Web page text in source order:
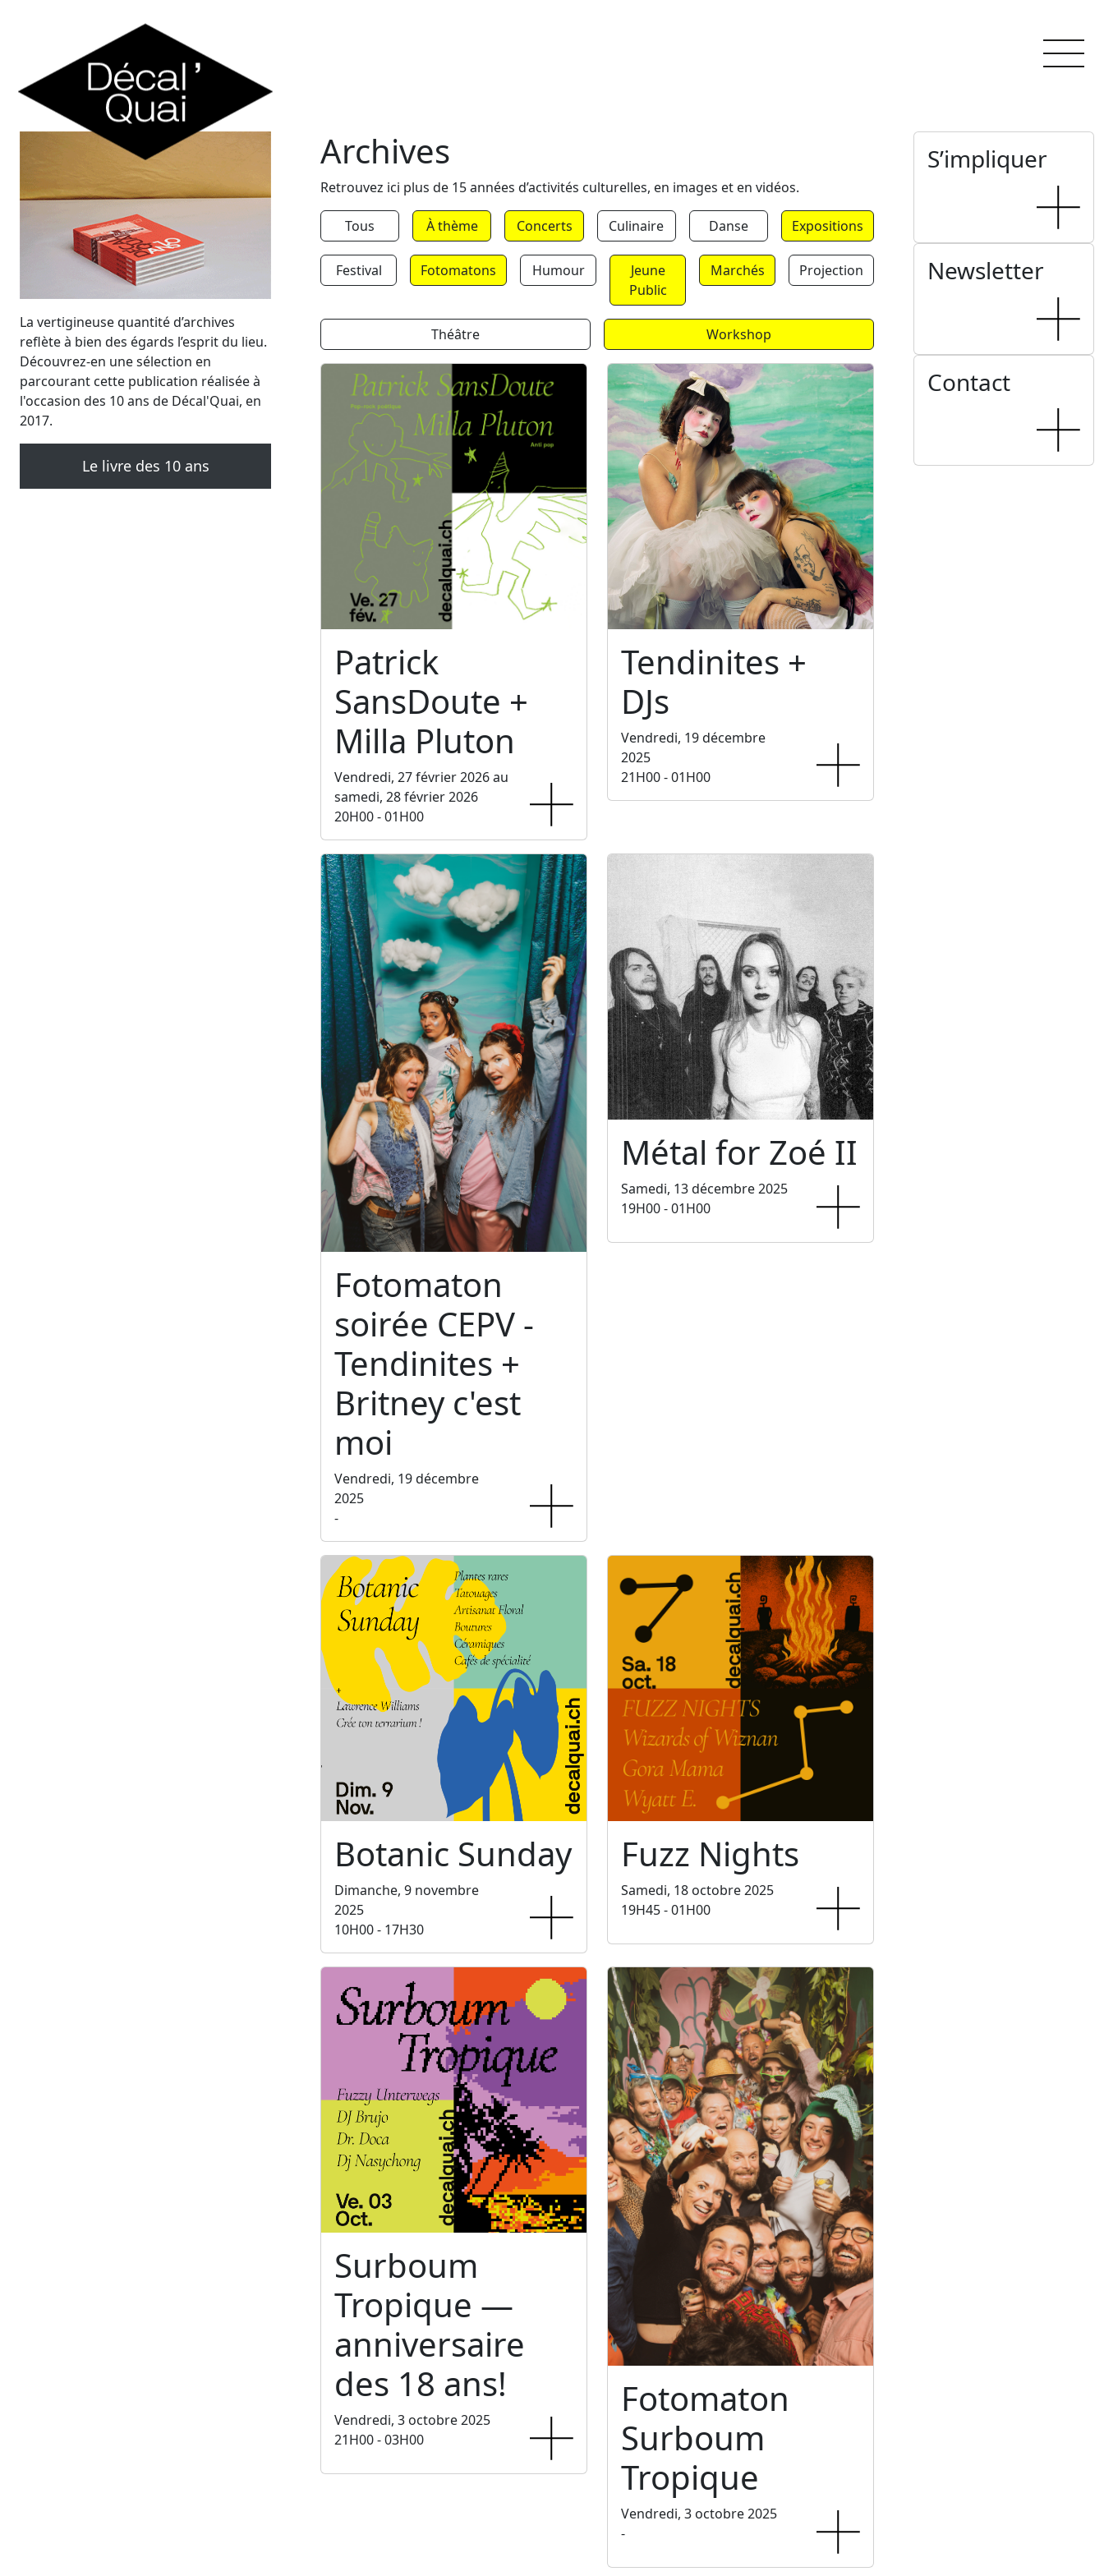
La vertigineuse quantité d’archives
reflète à bien des égards l’esprit du lieu.
Découvrez-en une sélection en
parcourant cette publication réalisée à
l'occasion des 10 ans de Décal'Quai, en
2017.
Le livre des 10 ans
Archives
Retrouvez ici plus de 15 années d’activités culturelles, en images et en vidéos.
Tous À thème Concerts Culinaire Danse Expositions
Festival Fotomatons Humour
Jeune
Public
Marchés Projection
Théâtre Workshop
Patrick
SansDoute +
Milla Pluton
Vendredi, 27 février 2026 au
samedi, 28 février 2026
20H00 - 01H00
Tendinites +
DJs
Vendredi, 19 décembre
2025
21H00 - 01H00
Fotomaton
soirée CEPV -
Tendinites +
Britney c'est
moi
Vendredi, 19 décembre
2025
-
Métal for Zoé II
Samedi, 13 décembre 2025
19H00 - 01H00
Botanic Sunday
Dimanche, 9 novembre
2025
10H00 - 17H30
Fuzz Nights
Samedi, 18 octobre 2025
19H45 - 01H00
Surboum
Tropique —
anniversaire
des 18 ans!
Vendredi, 3 octobre 2025
21H00 - 03H00
Fotomaton
Surboum
Tropique
Vendredi, 3 octobre 2025
-
S’impliquer
Newsletter
Contact